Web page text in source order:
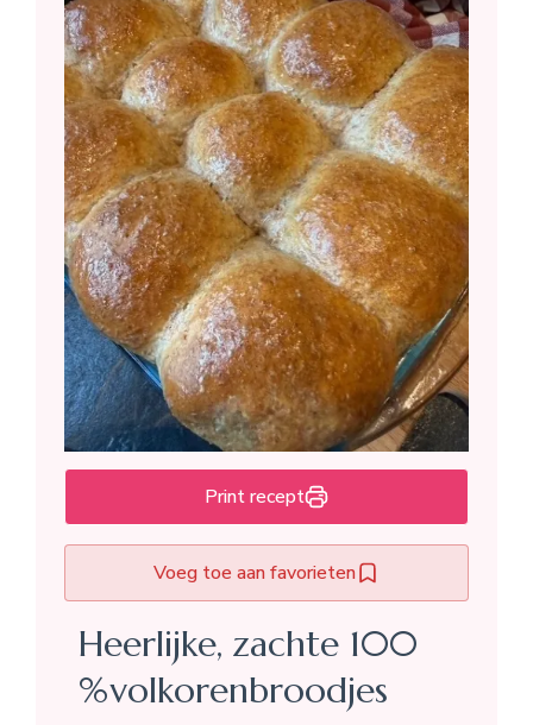
Print recept
Voeg toe aan favorieten
Heerlijke, zachte 100
%volkorenbroodjes